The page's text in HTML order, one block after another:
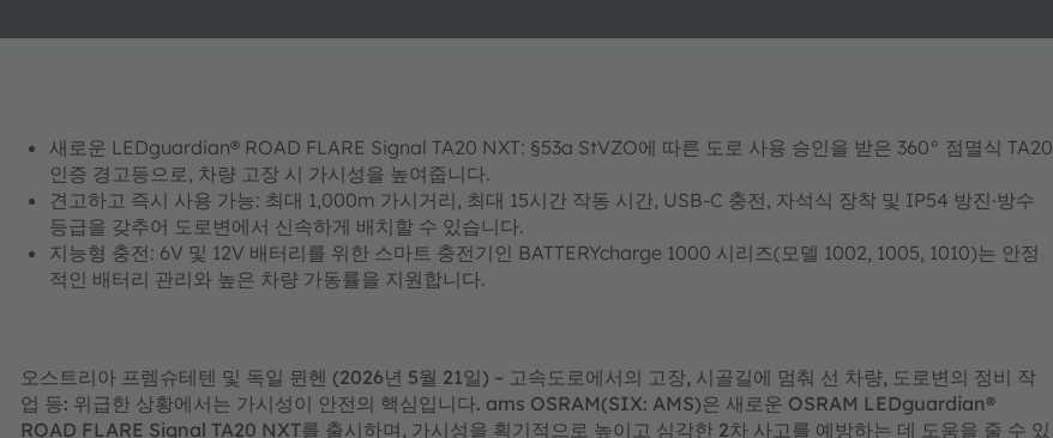
새로운 LEDguardian® ROAD FLARE Signal TA20 NXT: §53a StVZO에 따른 도로 사용 승인을 받은 360° 점멸식 TA20
인증 경고등으로, 차량 고장 시 가시성을 높여줍니다.
견고하고 즉시 사용 가능: 최대 1,000m 가시거리, 최대 15시간 작동 시간, USB-C 충전, 자석식 장착 및 IP54 방진·방수
등급을 갖추어 도로변에서 신속하게 배치할 수 있습니다.
지능형 충전: 6V 및 12V 배터리를 위한 스마트 충전기인 BATTERYcharge 1000 시리즈(모델 1002, 1005, 1010)는 안정
적인 배터리 관리와 높은 차량 가동률을 지원합니다.
오스트리아 프렘슈테텐 및 독일 뮌헨 (2026년 5월 21일) – 고속도로에서의 고장, 시골길에 멈춰 선 차량, 도로변의 정비 작
업 등: 위급한 상황에서는 가시성이 안전의 핵심입니다. ams OSRAM(SIX: AMS)은 새로운 OSRAM LEDguardian®
ROAD FLARE Signal TA20 NXT를 출시하며, 가시성을 획기적으로 높이고 심각한 2차 사고를 예방하는 데 도움을 줄 수 있